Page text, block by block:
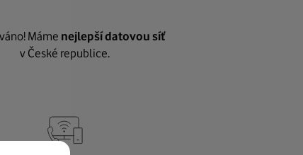
Máme nejlepší datovou síť
v České republice.